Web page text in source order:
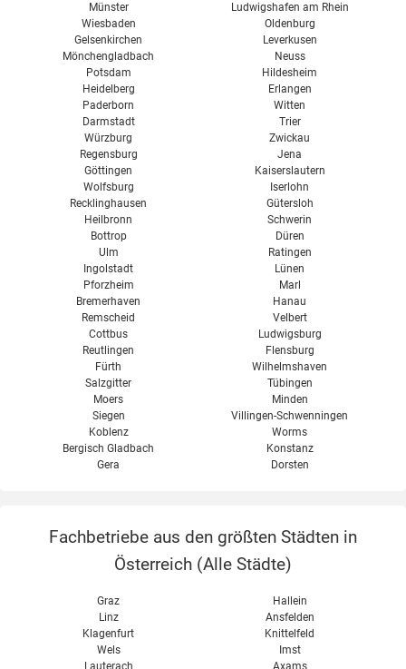
Münster
Wiesbaden
Gelsenkirchen
Mönchengladbach
Ludwigshafen am Rhein
Oldenburg
Leverkusen
Neuss
Potsdam
Heidelberg
Paderborn
Darmstadt
Würzburg
Regensburg
Göttingen
Wolfsburg
Recklinghausen
Heilbronn
Bottrop
Ulm
Ingolstadt
Pforzheim
Bremerhaven
Remscheid
Cottbus
Reutlingen
Fürth
Salzgitter
Moers
Siegen
Koblenz
Bergisch Gladbach
Gera
Hildesheim
Erlangen
Witten
Trier
Zwickau
Jena
Kaiserslautern
Iserlohn
Gütersloh
Schwerin
Düren
Ratingen
Lünen
Marl
Hanau
Velbert
Ludwigsburg
Flensburg
Wilhelmshaven
Tübingen
Minden
Villingen-Schwenningen
Worms
Konstanz
Dorsten
Fachbetriebe aus den größten Städten in
Österreich (Alle Städte)
Graz
Linz
Klagenfurt
Wels
Hallein
Ansfelden
Knittelfeld
Imst
Lauterach
Axams